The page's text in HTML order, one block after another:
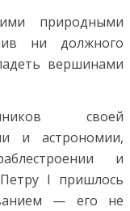
природными
ни должного
вершинами
своей
и астрономии,
и
Петру I пришлось
— его не